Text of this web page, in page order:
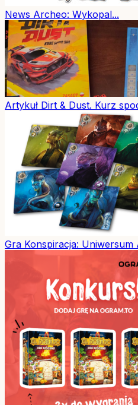
News Archeo: Wykopal...
Artykuł Dirt & Dust. Kurz
Gra Konspiracja: Uniwersum